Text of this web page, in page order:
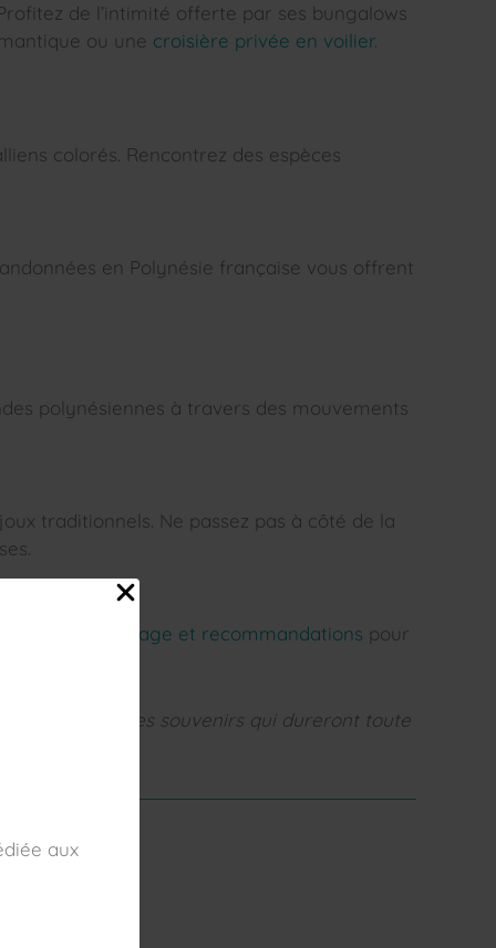
aux
de l’intimité offerte par ses bungalows
ou une croisière privée en voilier.
colorés. Rencontrez des espèces
en Polynésie française vous offrent
polynésiennes à travers des mouvements
traditionnels. Ne passez pas à côté de la
conseils de voyage et recommandations pour
et créez des souvenirs qui dureront toute